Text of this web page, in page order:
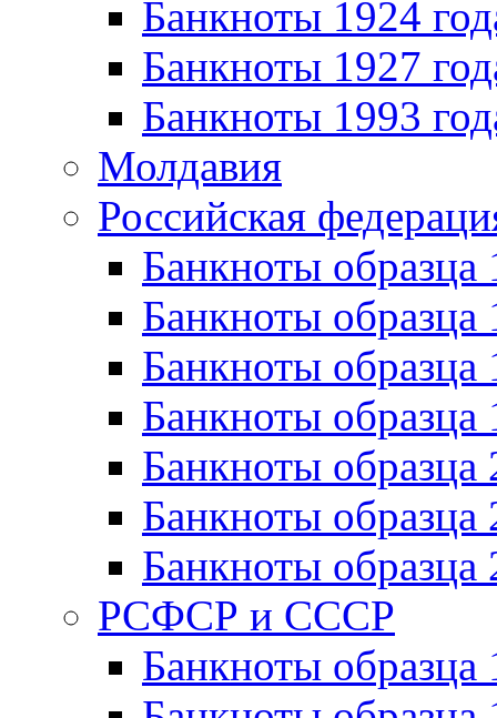
Банкноты 1924
Банкноты 1927
Банкноты 1993
Молдавия
Российская
Банкноты образца
Банкноты образца
Банкноты образца
Банкноты образца
Банкноты образца
Банкноты образца
Банкноты образца
РСФСР и СССР
Банкноты